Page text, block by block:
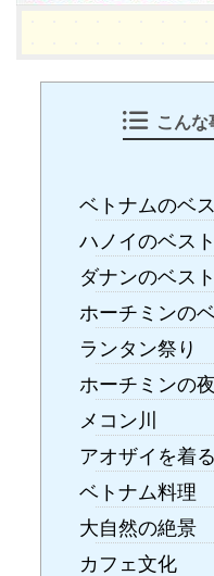
こんな
ベトナムのベ
ハノイのベス
ダナンのベス
ホーチミンの
ランタン祭り
ホーチミンの
メコン川
アオザイを着る
ベトナム料理
大自然の絶景
カフェ文化